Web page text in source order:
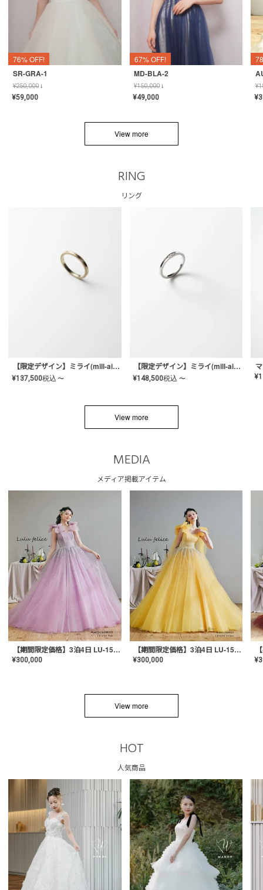
76% OFF!
SR-GRA-1
¥250,000↓
¥59,000
67% OFF!
MD-BLA-2
¥150,000↓
¥49,000
¥
¥
View more
RING
リング
【限定デザイン】ミライ(mill-ai)リング
¥137,500税込 〜
【限定デザイン】ミライ(mill-ai)リング
¥148,500税込 〜 ¥
View more
MEDIA
メディア掲載アイテム
【期間限定価格】3泊4日 LU-1501(Pink)
¥300,000
【期間限定価格】3泊4日 LU-1501(Yellow)
¥300,000 ¥
View more
HOT
人気商品